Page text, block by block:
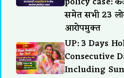
समेत सभी 23
आरोपमुक्त
UP: 3 Days
Consecutive
Including